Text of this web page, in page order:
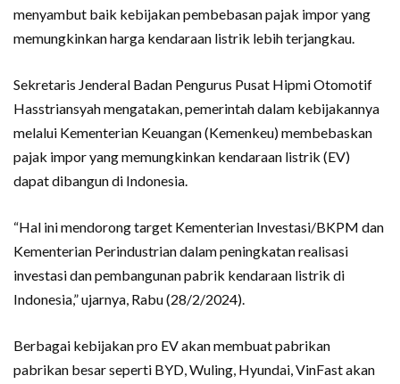
menyambut baik kebijakan pembebasan pajak impor yang
memungkinkan harga kendaraan listrik lebih terjangkau.
Sekretaris Jenderal Badan Pengurus Pusat Hipmi Otomotif
Hasstriansyah mengatakan, pemerintah dalam kebijakannya
melalui Kementerian Keuangan (Kemenkeu) membebaskan
pajak impor yang memungkinkan kendaraan listrik (EV)
dapat dibangun di Indonesia.
“Hal ini mendorong target Kementerian Investasi/BKPM dan
Kementerian Perindustrian dalam peningkatan realisasi
investasi dan pembangunan pabrik kendaraan listrik di
Indonesia,” ujarnya, Rabu (28/2/2024).
Berbagai kebijakan pro EV akan membuat pabrikan
pabrikan besar seperti BYD, Wuling, Hyundai, VinFast akan